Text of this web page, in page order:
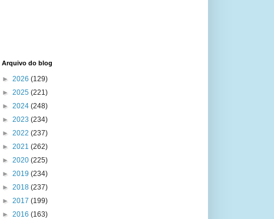
Arquivo do blog
► 2026 (129)
► 2025 (221)
► 2024 (248)
► 2023 (234)
► 2022 (237)
► 2021 (262)
► 2020 (225)
► 2019 (234)
► 2018 (237)
► 2017 (199)
► 2016 (163)